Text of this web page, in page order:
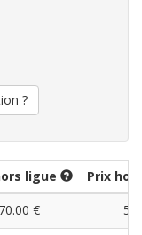
?
ligue
Prix
70.00 €